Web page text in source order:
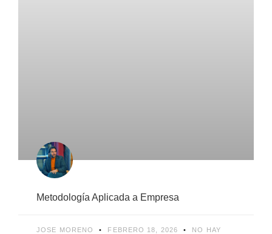
Metodología Aplicada a Empresa
JOSE MORENO FEBRERO 18, 2026
NO HAY